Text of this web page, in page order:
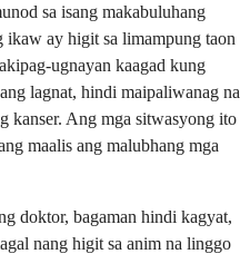
sa isang makabuluhang
ikaw ay higit sa limampung taon
ugnayan kaagad kung
lagnat, hindi maipaliwanag na
kanser. Ang mga sitwasyong ito
maalis ang malubhang mga
doktor, bagaman hindi kagyat,
nang higit sa anim na linggo